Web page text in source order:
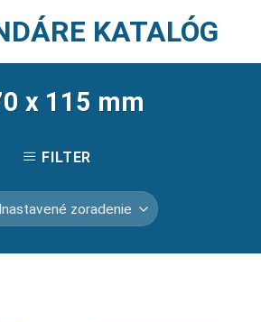
KATALÓG
x 115 mm
FILTER